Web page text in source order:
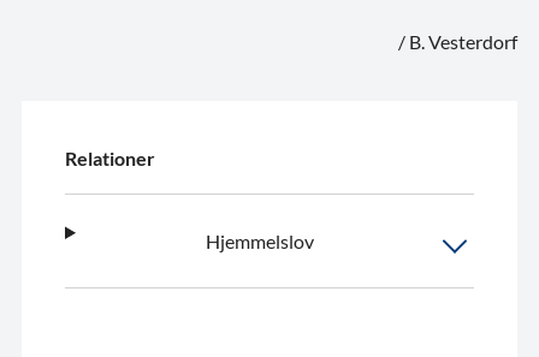
/ B. Vesterdorf
Relationer
Hjemmelslov